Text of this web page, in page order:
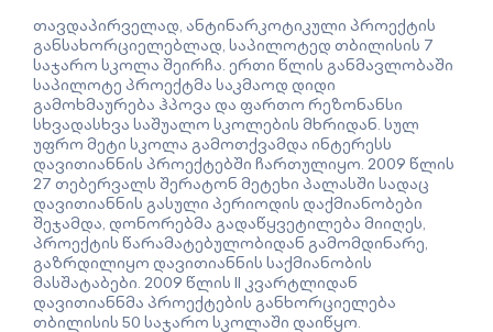
თავდაპირველად, ანტინარკოტიკული პროექტის
განსახორციელებლად, საპილოტედ თბილისის 7
საჯარო სკოლა შეირჩა. ერთი წლის განმავლობაში
საპილოტე პროექტმა საკმაოდ დიდი
გამოხმაურება ჰპოვა და ფართო რეზონანსი
სხვადასხვა საშუალო სკოლების მხრიდან. სულ
უფრო მეტი სკოლა გამოთქვამდა ინტერესს
დავითიანნის პროექტებში ჩართულიყო. 2009 წლის
27 თებერვალს შერატონ მეტეხი პალასში სადაც
დავითიანნის გასული პერიოდის დაქმიანობები
შეჯამდა, დონორებმა გადაწყვეტილება მიიღეს,
პროექტის წარამატებულობიდან გამომდინარე,
გაზრდილიყო დავითიანნის საქმიანობის
მასშატაბები. 2009 წლის II კვარტლიდან
დავითიანნმა პროექტების განხორციელება
თბილისის 50 საჯარო სკოლაში დაიწყო.